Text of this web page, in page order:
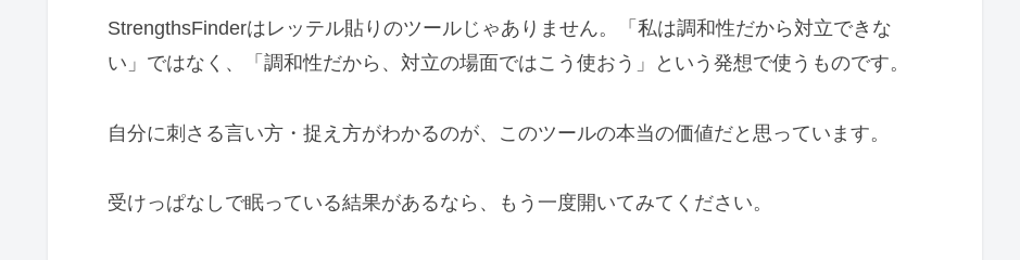
StrengthsFinderはレッテル貼りのツールじゃありません。「私は調和性だから対立できな
い」ではなく、「調和性だから、対立の場面ではこう使おう」という発想で使うものです。
自分に刺さる言い方・捉え方がわかるのが、このツールの本当の価値だと思っています。
受けっぱなしで眠っている結果があるなら、もう一度開いてみてください。